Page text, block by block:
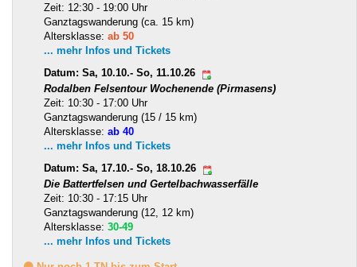
Zeit: 12:30 - 19:00 Uhr
Ganztagswanderung (ca. 15 km)
Altersklasse: ab 50
... mehr Infos und Tickets
Datum: Sa, 10.10.- So, 11.10.26
Rodalben Felsentour Wochenende (Pirmasens)
Zeit: 10:30 - 17:00 Uhr
Ganztagswanderung (15 / 15 km)
Altersklasse: ab 40
... mehr Infos und Tickets
Datum: Sa, 17.10.- So, 18.10.26
Die Battertfelsen und Gertelbachwasserfälle
Zeit: 10:30 - 17:15 Uhr
Ganztagswanderung (12, 12 km)
Altersklasse: 30-49
... mehr Infos und Tickets